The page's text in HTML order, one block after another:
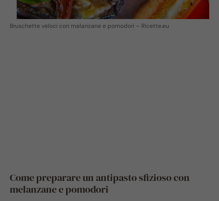
Bruschette veloci con melanzane e pomodori – Ricette.eu
Come preparare un antipasto sfizioso con
melanzane e pomodori